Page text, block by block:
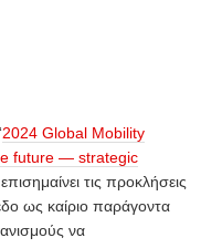
2024 Global Mobility
future — strategic
τις προκλήσεις
ως καίριο παράγοντα
να